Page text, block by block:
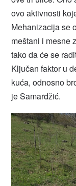
ovo aktivnosti
Mehanizacija se
meštani i mesne
tako da će se
Ključan faktor u
kuća, odnosno
je Samardžić.